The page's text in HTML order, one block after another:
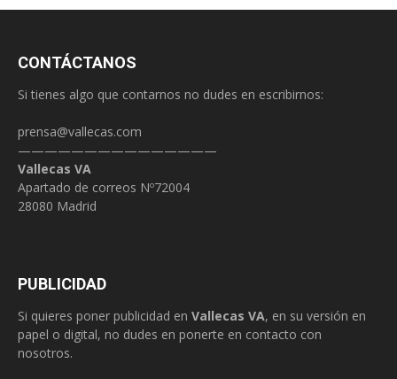
CONTÁCTANOS
Si tienes algo que contarnos no dudes en escribirnos:
prensa@vallecas.com
———————————————
Vallecas VA
Apartado de correos Nº72004
28080 Madrid
PUBLICIDAD
Si quieres poner publicidad en Vallecas VA, en su versión en
papel o digital, no dudes en ponerte en contacto con
nosotros.